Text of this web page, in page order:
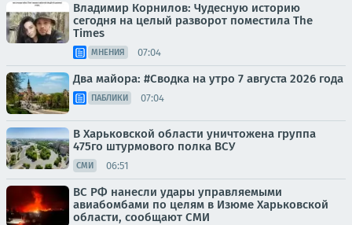
Владимир Корнилов: Чудесную историю
сегодня на целый разворот поместила The
Times
МНЕНИЯ 07:04
Два майора: #Сводка на утро 7 августа 2026 года
ПАБЛИКИ 07:04
В Харьковской области уничтожена группа
475го штурмового полка ВСУ
СМИ 06:51
ВС РФ нанесли удары управляемыми
авиабомбами по целям в Изюме Харьковской
области, сообщают СМИ